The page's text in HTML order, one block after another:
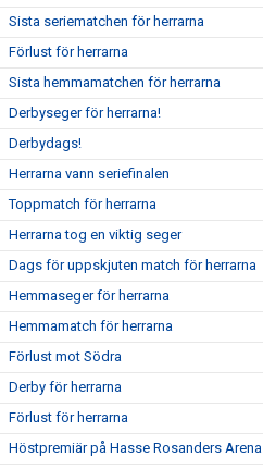
Sista seriematchen för herrarna
Förlust för herrarna
Sista hemmamatchen för herrarna
Derbyseger för herrarna!
Derbydags!
Herrarna vann seriefinalen
Toppmatch för herrarna
Herrarna tog en viktig seger
Dags för uppskjuten match för herrarna
Hemmaseger för herrarna
Hemmamatch för herrarna
Förlust mot Södra
Derby för herrarna
Förlust för herrarna
Höstpremiär på Hasse Rosanders Arena